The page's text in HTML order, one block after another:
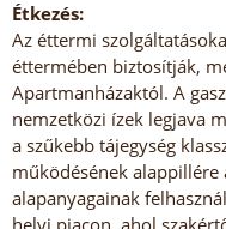
Étkezés:
Az éttermi
éttermében biztosítják,
Apartmanházaktól. A
nemzetközi ízek legjava
a szűkebb tájegység
működésének
alapanyagainak